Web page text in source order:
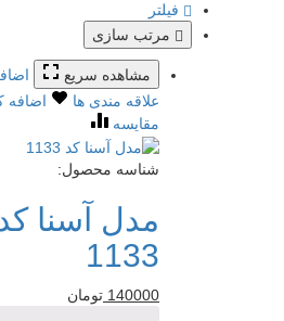
فیلتر
مرتب سازی
مشاهده سریع
علاقه مندی ها
اضافه
مقایسه
شناسه محصول:
مدل آسنا
1133
140000 تومان